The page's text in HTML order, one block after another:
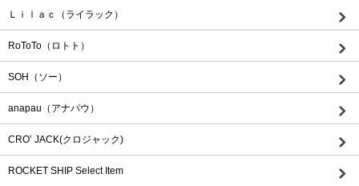
Ｌｉｌａｃ（ライラック）
RoToTo（ロトト）
SOH（ソー）
anapau（アナパウ）
CRO’ JACK(クロジャック)
ROCKET SHIP Select Item